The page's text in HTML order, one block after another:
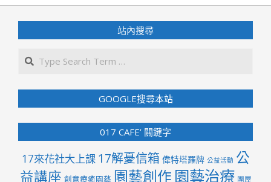
站內搜尋
GOOGLE搜尋本站
017 CAFE’ 關鍵字
17來花社大上課 17解憂信箱 偉特塔羅牌 公益活動 公
益講座 創意療癒園藝 園藝創作 園藝治療 團屋